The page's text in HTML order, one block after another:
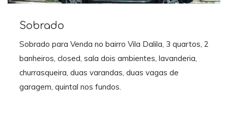
Sobrado
Sobrado para Venda no bairro Vila Dalila, 3 quartos, 2
banheiros, closed, sala dois ambientes, lavanderia,
churrasqueira, duas varandas, duas vagas de
garagem, quintal nos fundos.